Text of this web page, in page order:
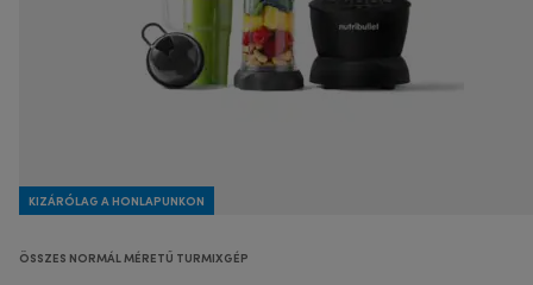
KIZÁRÓLAG A HONLAPUNKON
ÖSSZES NORMÁL MÉRETŰ TURMIXGÉP